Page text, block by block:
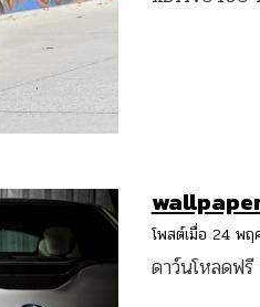
โพสต์เมื่อ 24 พฤ
ดาว์นโหลดฟ